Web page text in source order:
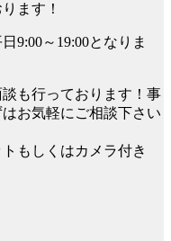
ます！
9:00～19:00となりま
も行っております！事
お気軽にご相談下さい
もしくはカメラ付き